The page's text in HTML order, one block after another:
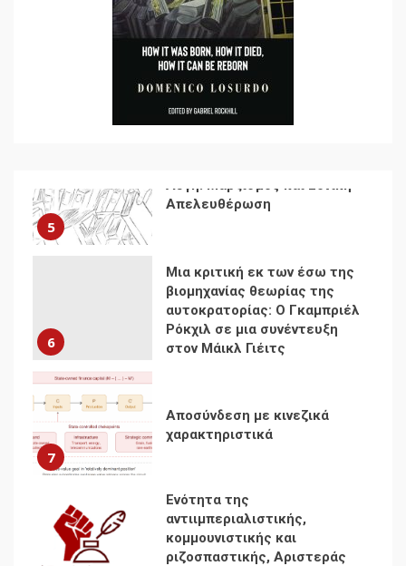
Η ένδεια της σοσιαλιστικής
σκέψης: Η
Νεοαποικιοκρατία και η
Απουσία Ιστορικής
Εμπειρίας στην Οικοδόμηση
Παγκόσμιο Νότο
5
Αυγή: Μαρξισμός και Εθνική
Απελευθέρωση
6
Μια κριτική εκ των έσω της
βιομηχανίας θεωρίας της
αυτοκρατορίας: Ο Γκαμπριέλ
Ρόκχιλ σε μια συνέντευξη
στον Μάικλ Γιέιτς
7
Αποσύνδεση με κινεζικά
χαρακτηριστικά
Ενότητα της
αντιιμπεριαλιστικής,
κομμουνιστικής και
ριζοσπαστικής, Αριστεράς